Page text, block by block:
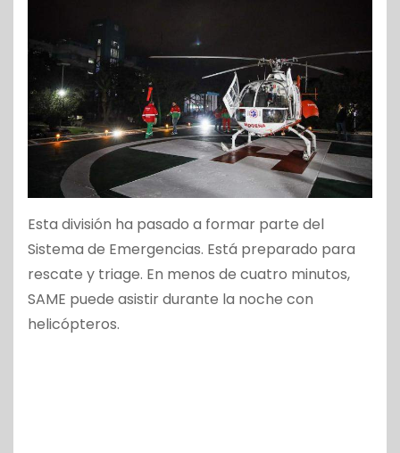
Esta división ha pasado a formar parte del
Sistema de Emergencias. Está preparado para
rescate y triage. En menos de cuatro minutos,
SAME puede asistir durante la noche con
helicópteros.